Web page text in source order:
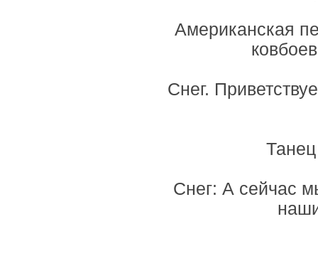
Американская
Снег.
Снег: А сейчас